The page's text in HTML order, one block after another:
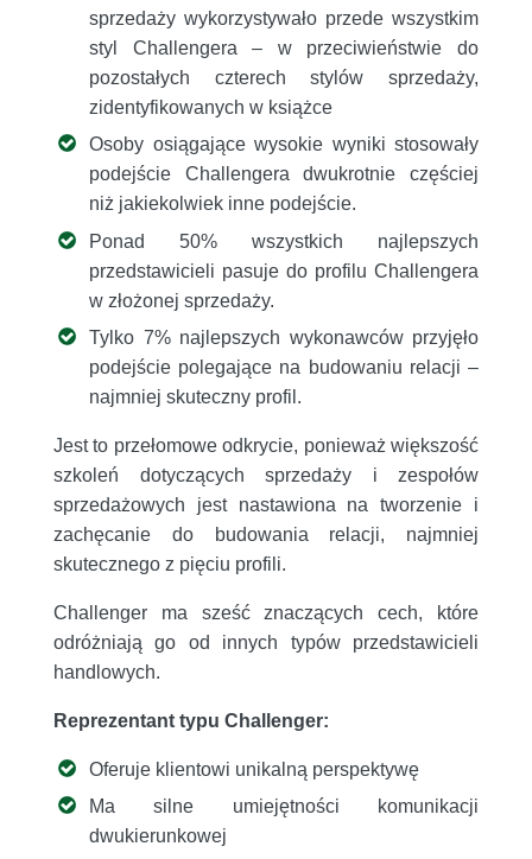
sprzedaży wykorzystywało przede wszystkim
styl Challengera – w przeciwieństwie do
pozostałych czterech stylów sprzedaży,
zidentyfikowanych w książce
Osoby osiągające wysokie wyniki stosowały
podejście Challengera dwukrotnie częściej
niż jakiekolwiek inne podejście.
Ponad 50% wszystkich najlepszych
przedstawicieli pasuje do profilu Challengera
w złożonej sprzedaży.
Tylko 7% najlepszych wykonawców przyjęło
podejście polegające na budowaniu relacji –
najmniej skuteczny profil.
Jest to przełomowe odkrycie, ponieważ większość
szkoleń dotyczących sprzedaży i zespołów
sprzedażowych jest nastawiona na tworzenie i
zachęcanie do budowania relacji, najmniej
skutecznego z pięciu profili.
Challenger ma sześć znaczących cech, które
odróżniają go od innych typów przedstawicieli
handlowych.
Reprezentant typu Challenger:
Oferuje klientowi unikalną perspektywę
Ma silne umiejętności komunikacji
dwukierunkowej